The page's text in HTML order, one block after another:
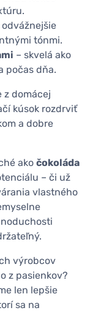
odvážnejšie
tónmi.
– skvelá ako
počas dňa.
z domácej
kúsok rozdrviť
a dobre
ako čokoláda
– či už
vlastného
výrobcov
z pasienkov?
len lepšie
sa na